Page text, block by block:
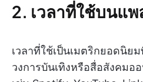
2. เวลาที่ใช้บนแ
เวลาที่ใช้เป็นเมตริกยอดนิย
วงการบันเทิงหรือสื่อสังคมอ